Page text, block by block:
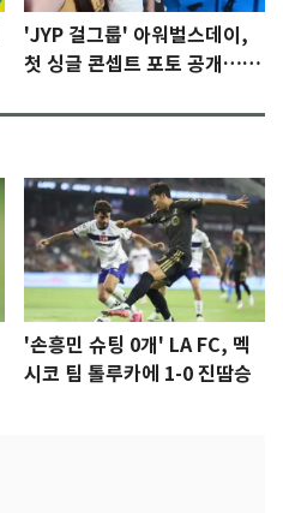
'JYP 걸그룹' 아워벌스데이,
첫 싱글 콘셉트 포토 공개…청
'손흥민 슈팅 0개' LA FC, 멕
시코 팀 톨루카에 1-0 진땀승